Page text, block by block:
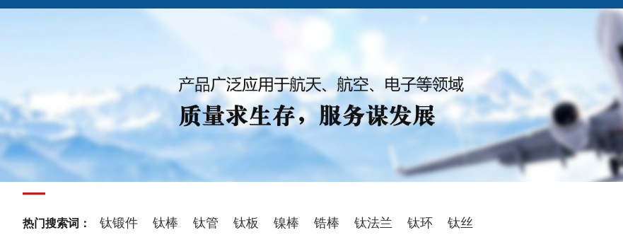
钽铌合金材料
镍及镍合金
技术资料
热门搜索词： 钛锻件 钛棒 钛管 钛板 镍棒 锆棒 钛法兰 钛环 钛丝